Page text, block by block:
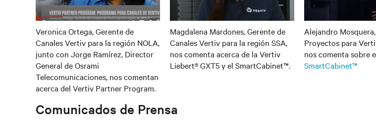
Veronica Ortega, Gerente de
Canales Vertiv para la región NOLA,
junto con Jorge Ramírez, Director
General de Osrami
Telecomunicaciones, nos comentan
acerca del Vertiv Partner Program.
Magdalena Mardones, Gerente de
Canales Vertiv para la región SSA,
nos comenta acerca de la Vertiv
Liebert® GXT5 y el SmartCabinet™.
Alejandro
Proyectos para
nos comenta sobre
SmartCabinet™
Comunicados de Prensa